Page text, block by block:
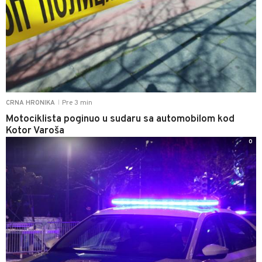
CRNA HRONIKA Pre 3 min
Motociklista poginuo u sudaru sa automobilom kod
Kotor Varoša
0